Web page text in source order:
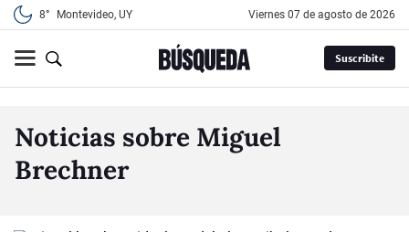
8° Montevideo, UY viernes 07 de agosto de 2026
Suscribite
Noticias sobre Miguel
Brechner